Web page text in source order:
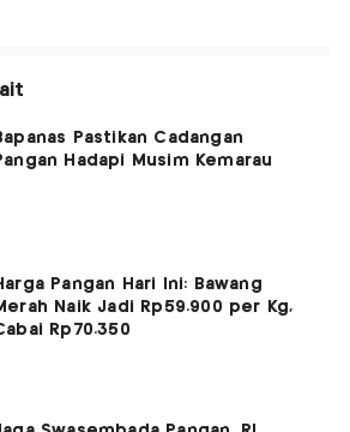
Pastikan Cadangan
Hadapi Musim Kemarau
Pangan Hari Ini: Bawang
Naik Jadi Rp59.900 per Kg,
Rp70.350